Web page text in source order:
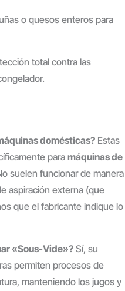
o quesos enteros para
total contra las
domésticas? Estas
para máquinas de
suelen funcionar de manera
aspiración externa (que
que el fabricante indique lo
«Sous-Vide»? Sí, su
permiten procesos de
manteniendo los jugos y